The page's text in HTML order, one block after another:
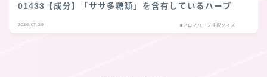
01433【成分】「ササ多糖類」を含有しているハーブ
2026.07.29 ■アロマハーブ４択クイズ